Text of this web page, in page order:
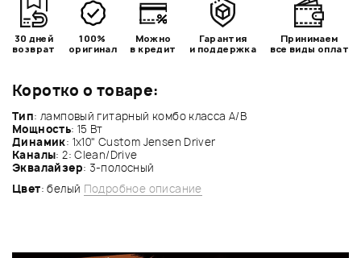
Коротко о товаре:
Тип: ламповый гитарный комбо класса A/B
Мощность: 15 Вт
Динамик: 1х10" Custom Jensen Driver
Каналы: 2: Clean/Drive
Эквалайзер: 3-полосный
Цвет: белый Подробное описание
30 дней
возврат
100%
оригинал
Можно
в кредит
Гарантия
и поддержка
Принимаем
все виды оплат